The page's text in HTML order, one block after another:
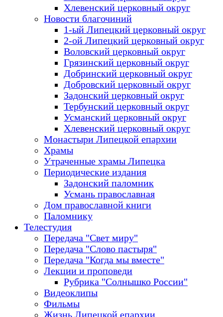
Хлевенский церковный округ
Новости благочиний
1-ый Липецкий церковный округ
2-ой Липецкий церковный округ
Воловский церковный округ
Грязинский церковный округ
Добринский церковный округ
Добровский церковный округ
Задонский церковный округ
Тербунский церковный округ
Усманский церковный округ
Хлевенский церковный округ
Монастыри Липецкой епархии
Храмы
Утраченные храмы Липецка
Периодические издания
Задонский паломник
Усмань православная
Дом православной книги
Паломнику
Телестудия
Передача "Свет миру"
Передача "Слово пастыря"
Передача "Когда мы вместе"
Лекции и проповеди
Рубрика "Солнышко России"
Видеоклипы
Фильмы
Жизнь Липецкой епархии